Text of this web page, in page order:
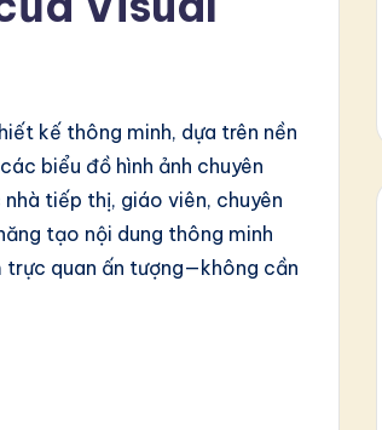
kế thông minh, dựa trên nền
biểu đồ hình ảnh chuyên
tiếp thị, giáo viên, chuyên
tạo nội dung thông minh
quan ấn tượng—không cần